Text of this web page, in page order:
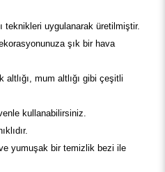
teknikleri uygulanarak üretilmiştir.
şık bir hava
mum altlığı gibi çeşitli
kullanabilirsiniz.
yumuşak bir temizlik bezi ile